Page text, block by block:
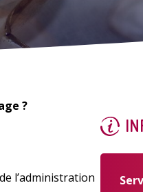
Mes
?
l’administration